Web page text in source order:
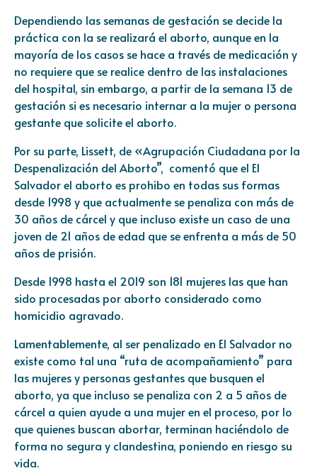
Dependiendo las semanas de gestación se decide la
práctica con la se realizará el aborto, aunque en la
mayoría de los casos se hace a través de medicación y
no requiere que se realice dentro de las instalaciones
del hospital, sin embargo, a partir de la semana 13 de
gestación si es necesario internar a la mujer o persona
gestante que solicite el aborto.
Por su parte, Lissett, de «Agrupación Ciudadana por la
Despenalización del Aborto”, comentó que el El
Salvador el aborto es prohibo en todas sus formas
desde 1998 y que actualmente se penaliza con más de
30 años de cárcel y que incluso existe un caso de una
joven de 21 años de edad que se enfrenta a más de 50
años de prisión.
Desde 1998 hasta el 2019 son 181 mujeres las que han
sido procesadas por aborto considerado como
homicidio agravado.
Lamentablemente, al ser penalizado en El Salvador no
existe como tal una “ruta de acompañamiento” para
las mujeres y personas gestantes que busquen el
aborto, ya que incluso se penaliza con 2 a 5 años de
cárcel a quien ayude a una mujer en el proceso, por lo
que quienes buscan abortar, terminan haciéndolo de
forma no segura y clandestina, poniendo en riesgo su
vida.